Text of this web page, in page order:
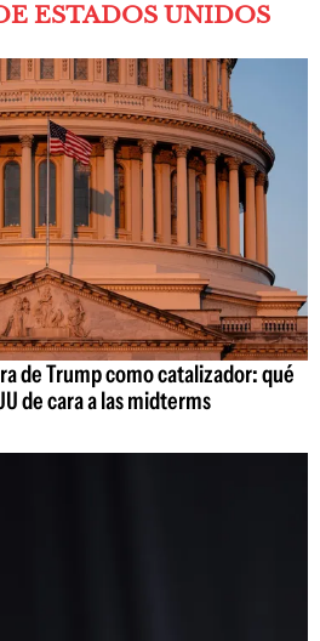
ESTADOS UNIDOS
de Trump como catalizador: qué
de cara a las midterms